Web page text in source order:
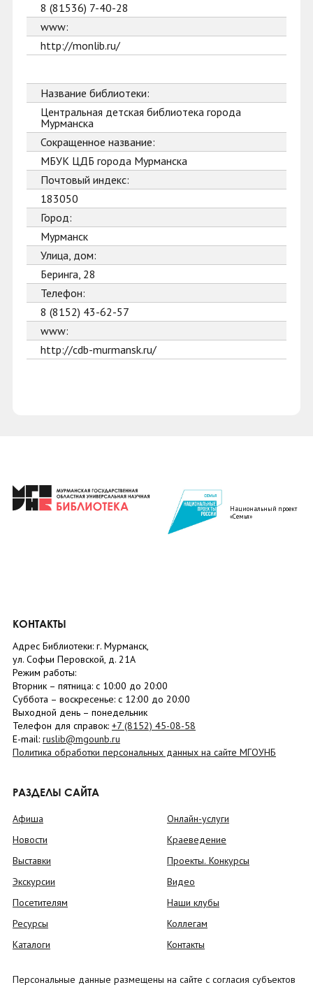
8 (81536) 7-40-28
www:
http://monlib.ru/
Название библиотеки:
Центральная детская библиотека города
Мурманска
Сокращенное название:
МБУК ЦДБ города Мурманска
Почтовый индекс:
183050
Город:
Мурманск
Улица, дом:
Беринга, 28
Телефон:
8 (8152) 43-62-57
www:
http://cdb-murmansk.ru/
Национальный проект
«Семья»
КОНТАКТЫ
Адрес Библиотеки: г. Мурманск,
ул. Софьи Перовской, д. 21А
Режим работы:
Вторник – пятница: с 10:00 до 20:00
Суббота – воскресенье: c 12:00 до 20:00
Выходной день – понедельник
Телефон для справок: +7 (8152) 45-08-58
E-mail: ruslib@mgounb.ru
Политика обработки персональных данных на сайте МГОУНБ
РАЗДЕЛЫ САЙТА
Афиша
Новости
Выставки
Экскурсии
Посетителям
Ресурсы
Каталоги
Онлайн-услуги
Краеведение
Проекты. Конкурсы
Видео
Наши клубы
Коллегам
Контакты
Персональные данные размещены на сайте с согласия субъектов